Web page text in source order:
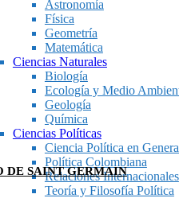
Astronomía
Física
Geometría
Matemática
Ciencias Naturales
Biología
Ecología y Medio
Geología
Química
Ciencias Políticas
Ciencia Política en
Política Colombiana
Relaciones Internacionales
Teoría y Filosofía Política
DE SAINT GERMAIN